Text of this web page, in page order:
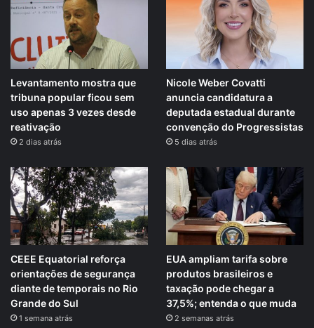
Levantamento mostra que
tribuna popular ficou sem
uso apenas 3 vezes desde
reativação
2 dias atrás
Nicole Weber Covatti
anuncia candidatura a
deputada estadual durante
convenção do Progressistas
5 dias atrás
CEEE Equatorial reforça
orientações de segurança
diante de temporais no Rio
Grande do Sul
1 semana atrás
EUA ampliam tarifa sobre
produtos brasileiros e
taxação pode chegar a
37,5%; entenda o que muda
2 semanas atrás